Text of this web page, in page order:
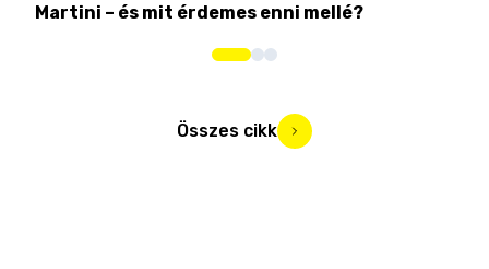
Martini – és mit érdemes enni mellé?
Összes cikk